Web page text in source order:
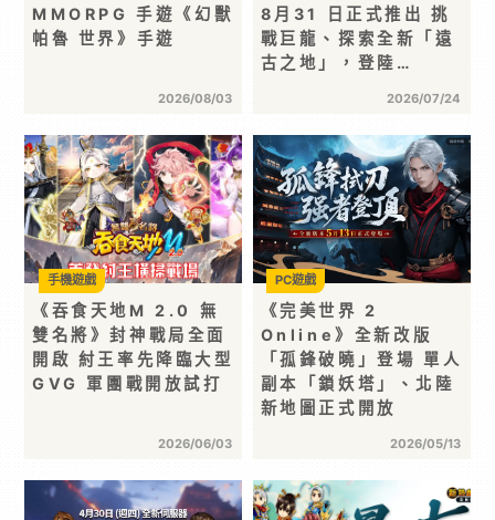
MMORPG 手遊《幻獸
帕魯 世界》手遊
2026/08/03
8月31 日正式推出 挑
戰巨龍、探索全新「遠
古之地」，登陸…
2026/07/24
《吞食天地M 2.0 無
雙名將》封神戰局全面
開啟 紂王率先降臨大型
GVG 軍團戰開放試打
2026/06/03
手機遊戲
《完美世界 2
Online》全新改版
「孤鋒破曉」登場 單人
副本「鎖妖塔」、北陸
新地圖正式開放
2026/05/13
PC遊戲